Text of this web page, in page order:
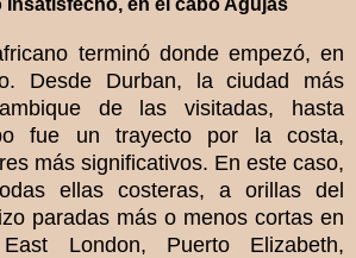
terminó donde empezó, en
Desde Durban, la ciudad más
de las visitadas, hasta
fue un trayecto por la costa,
más significativos. En este caso,
ellas costeras, a orillas del
paradas más o menos cortas en
London, Puerto Elizabeth,